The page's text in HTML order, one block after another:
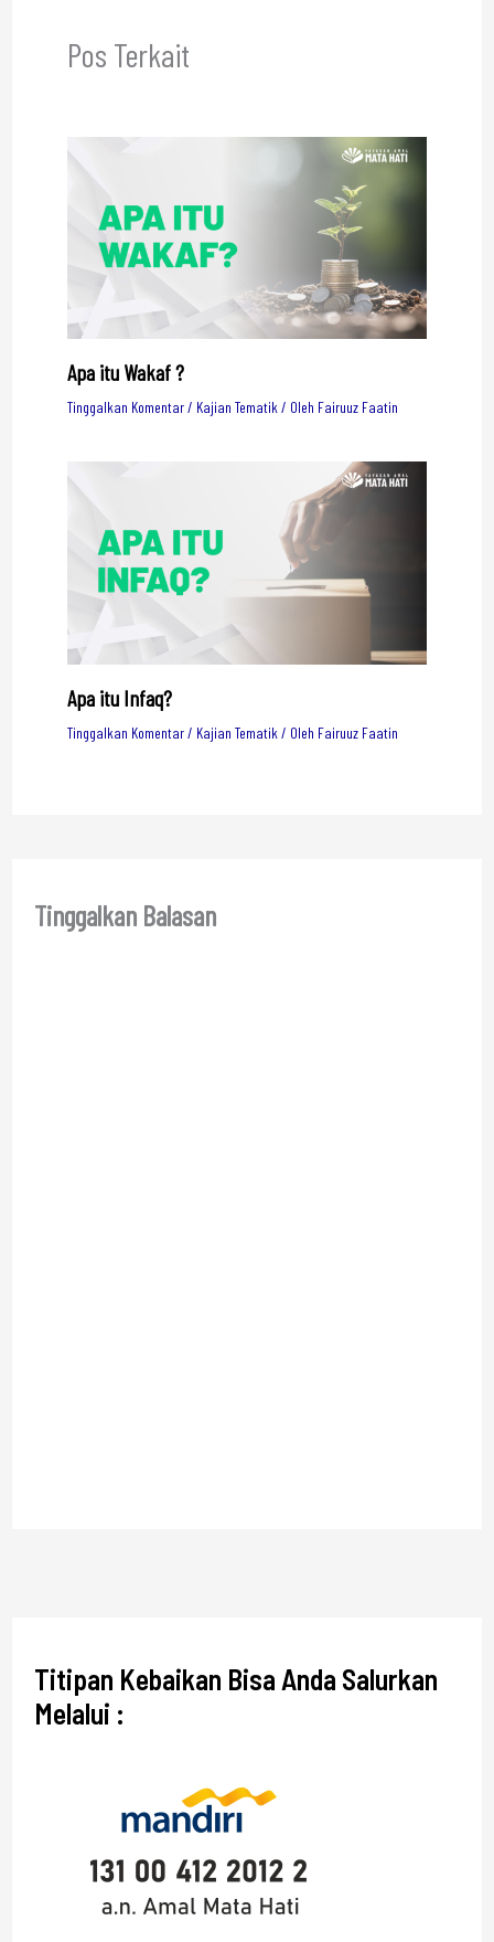
Pos Terkait
Apa itu Wakaf ?
Tinggalkan Komentar/ Kajian Tematik/ Oleh Fairuuz Faatin
Apa itu Infaq?
Tinggalkan Komentar/ Kajian Tematik / Oleh Fairuuz Faatin
Tinggalkan Balasan
Titipan Kebaikan Bisa Anda Salurkan
Melalui :